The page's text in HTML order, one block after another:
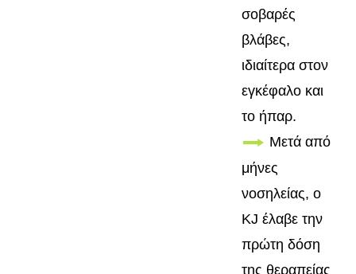
σοβαρές
βλάβες,
ιδιαίτερα στον
εγκέφαλο και
το ήπαρ.
Μετά από
μήνες
νοσηλείας, ο
KJ έλαβε την
πρώτη δόση
της θεραπείας